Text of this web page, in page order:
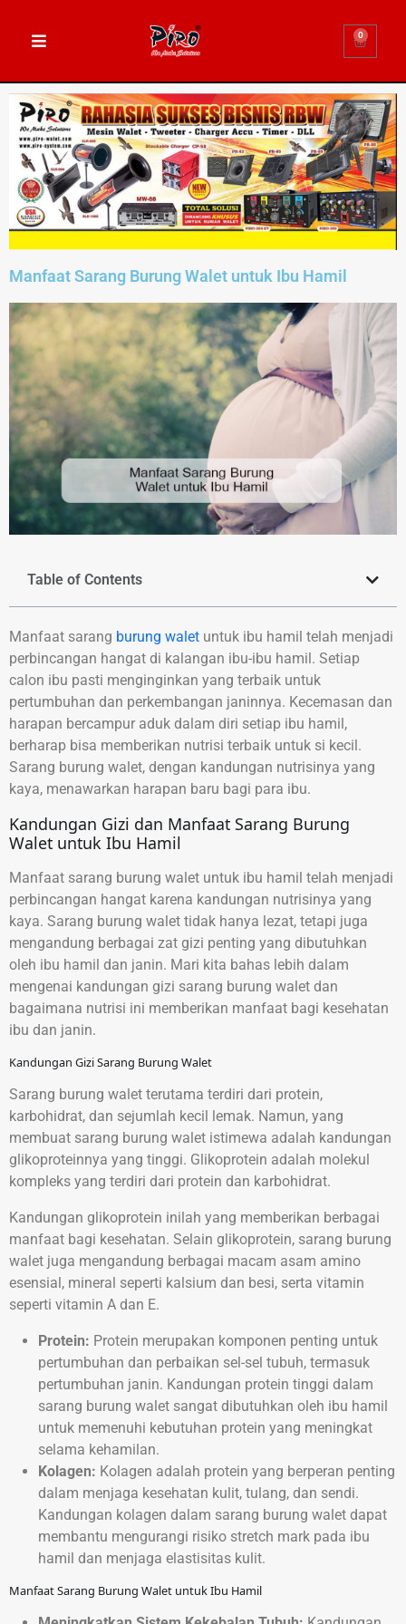
0
Manfaat Sarang Burung Walet untuk Ibu Hamil
Table of Contents
Manfaat sarang burung walet untuk ibu hamil telah menjadi
perbincangan hangat di kalangan ibu-ibu hamil. Setiap
calon ibu pasti menginginkan yang terbaik untuk
pertumbuhan dan perkembangan janinnya. Kecemasan dan
harapan bercampur aduk dalam diri setiap ibu hamil,
berharap bisa memberikan nutrisi terbaik untuk si kecil.
Sarang burung walet, dengan kandungan nutrisinya yang
kaya, menawarkan harapan baru bagi para ibu.
Kandungan Gizi dan Manfaat Sarang Burung
Walet untuk Ibu Hamil
Manfaat sarang burung walet untuk ibu hamil telah menjadi
perbincangan hangat karena kandungan nutrisinya yang
kaya. Sarang burung walet tidak hanya lezat, tetapi juga
mengandung berbagai zat gizi penting yang dibutuhkan
oleh ibu hamil dan janin. Mari kita bahas lebih dalam
mengenai kandungan gizi sarang burung walet dan
bagaimana nutrisi ini memberikan manfaat bagi kesehatan
ibu dan janin.
Kandungan Gizi Sarang Burung Walet
Sarang burung walet terutama terdiri dari protein,
karbohidrat, dan sejumlah kecil lemak. Namun, yang
membuat sarang burung walet istimewa adalah kandungan
glikoproteinnya yang tinggi. Glikoprotein adalah molekul
kompleks yang terdiri dari protein dan karbohidrat.
Kandungan glikoprotein inilah yang memberikan berbagai
manfaat bagi kesehatan. Selain glikoprotein, sarang burung
walet juga mengandung berbagai macam asam amino
esensial, mineral seperti kalsium dan besi, serta vitamin
seperti vitamin A dan E.
Protein: Protein merupakan komponen penting untuk
pertumbuhan dan perbaikan sel-sel tubuh, termasuk
pertumbuhan janin. Kandungan protein tinggi dalam
sarang burung walet sangat dibutuhkan oleh ibu hamil
untuk memenuhi kebutuhan protein yang meningkat
selama kehamilan.
Kolagen: Kolagen adalah protein yang berperan penting
dalam menjaga kesehatan kulit, tulang, dan sendi.
Kandungan kolagen dalam sarang burung walet dapat
membantu mengurangi risiko stretch mark pada ibu
hamil dan menjaga elastisitas kulit.
Manfaat Sarang Burung Walet untuk Ibu Hamil